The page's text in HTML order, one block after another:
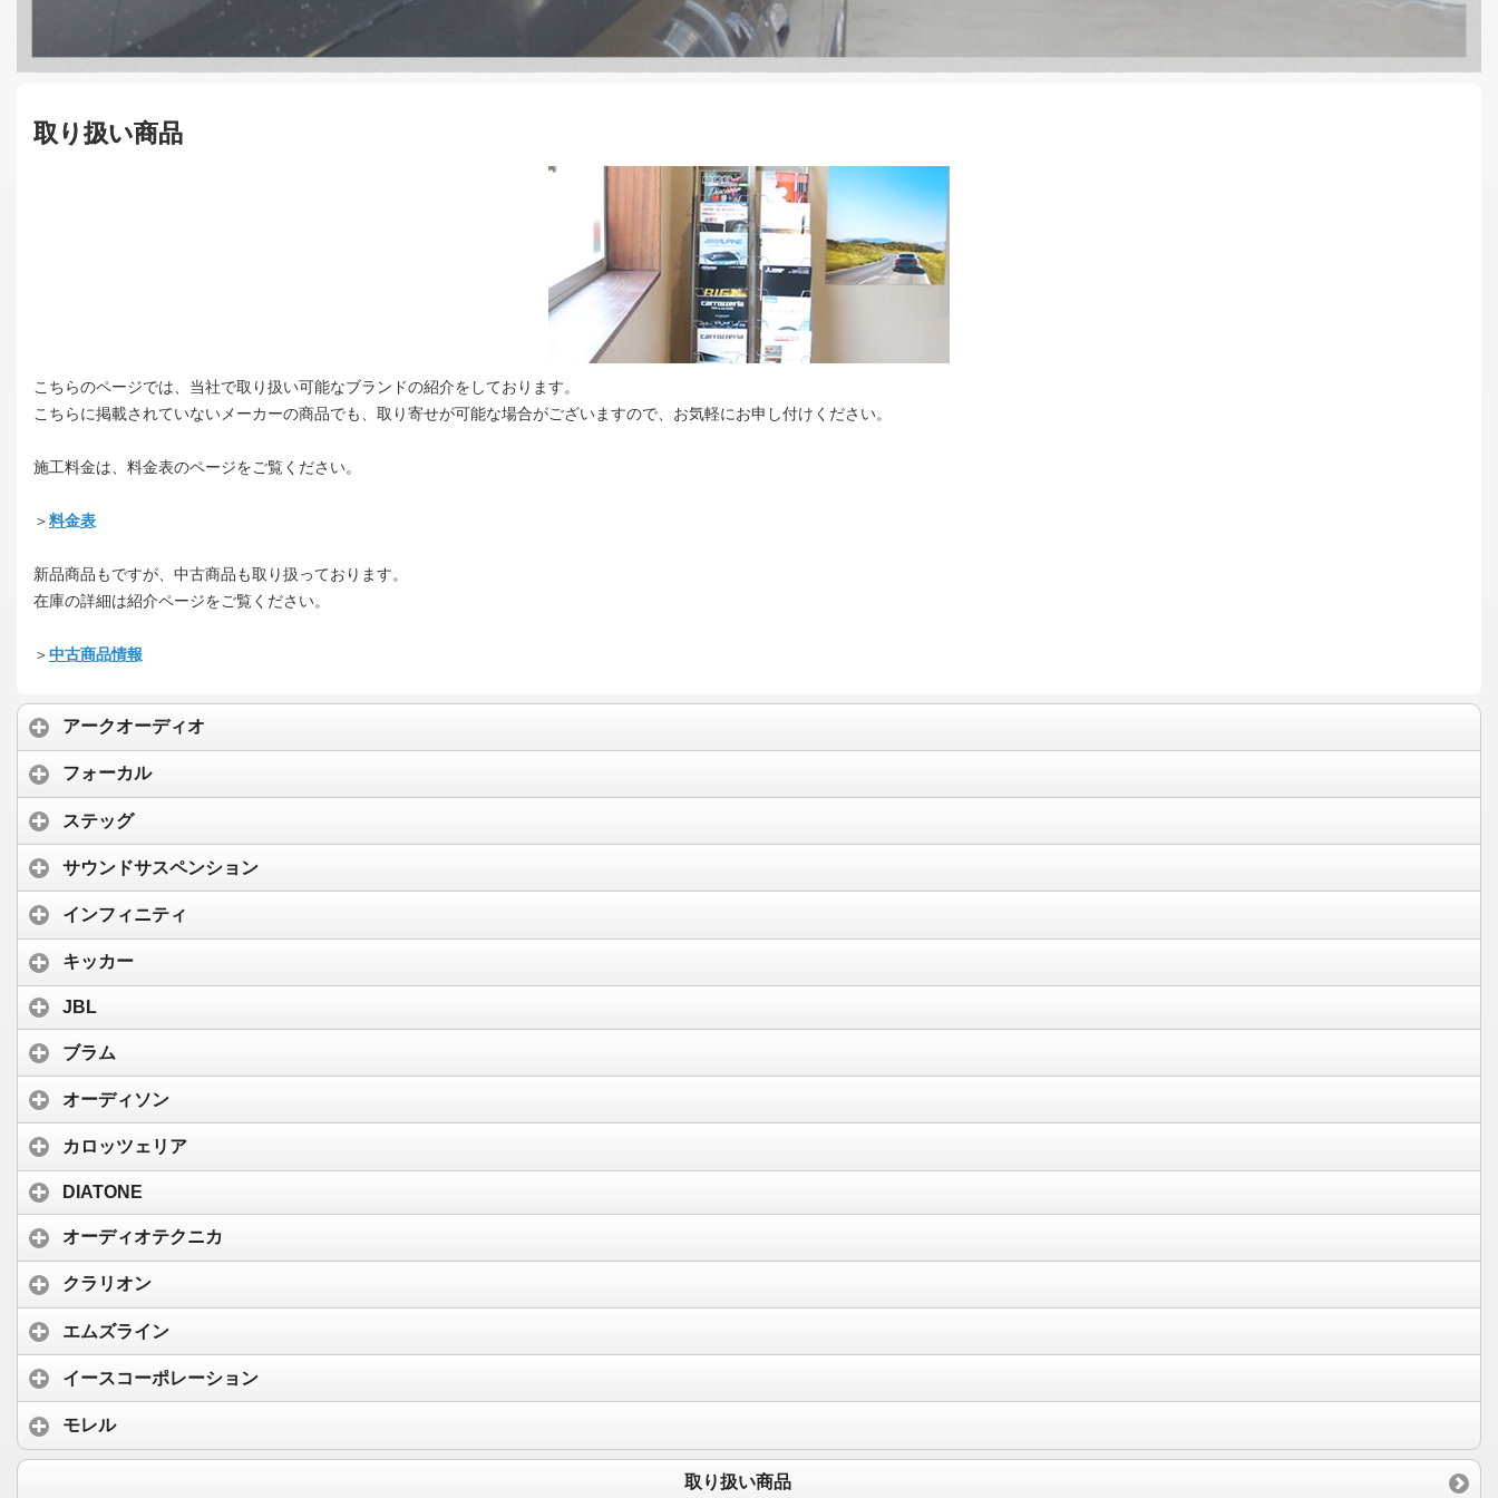
取り扱い商品
こちらのページでは、当社で取り扱い可能なブランドの紹介をしております。
こちらに掲載されていないメーカーの商品でも、取り寄せが可能な場合がございますので、お気軽にお申し付けください。
施工料金は、料金表のページをご覧ください。
＞料金表
新品商品もですが、中古商品も取り扱っております。
在庫の詳細は紹介ページをご覧ください。
＞中古商品情報
アークオーディオ
フォーカル
ステッグ
サウンドサスペンション
インフィニティ
キッカー
JBL
ブラム
オーディソン
カロッツェリア
DIATONE
オーディオテクニカ
クラリオン
エムズライン
イースコーポレーション
モレル
取り扱い商品